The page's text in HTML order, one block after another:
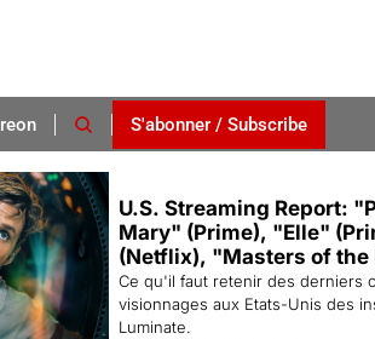
S'abonner / Subscribe
U.S. Streaming Report:
Mary" (Prime), "Elle"
(Netflix), "Masters of the
(Prime), "Heartstopper
(Netflix), "King of the
Ce qu'il faut retenir des derniers
visionnages aux Etats-Unis des
Luminate.